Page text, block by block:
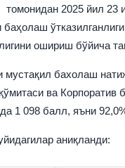
томонидан 2025 йил 23
ошириш бўйича
мустақил бахолаш
ва
1 098 балл, яъни
аниқланди: